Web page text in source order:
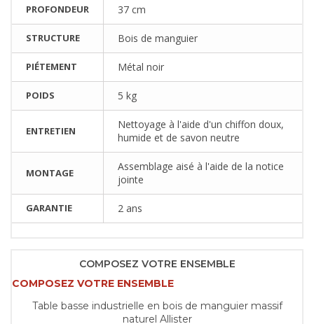
PROFONDEUR 37 cm
STRUCTURE Bois de manguier
PIÉTEMENT Métal noir
POIDS 5 kg
ENTRETIEN
Nettoyage à l'aide d'un chiffon doux,
humide et de savon neutre
MONTAGE
Assemblage aisé à l'aide de la notice
jointe
GARANTIE 2 ans
COMPOSEZ VOTRE ENSEMBLE
COMPOSEZ VOTRE ENSEMBLE
Table basse industrielle en bois de manguier massif
naturel Allister